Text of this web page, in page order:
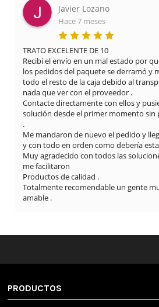
Javier Lozano
Hace 7 meses
TRATO EXCELENTE DE 10
Recibí el envío en un mal estado por
los pedidos del paquete se derramó y
todo el resto de la caja debido al
nada que ver con el proveedor .
Contacte directamente con ellos y
solución desde el primer momento sin
.
Me mandaron de nuevo el pedido y
y con todo en orden como debería
Muy agradecido con todos las
me facilitaron
Productos de calidad .
Totalmente recomendable un gente
amable .
PRODUCTOS